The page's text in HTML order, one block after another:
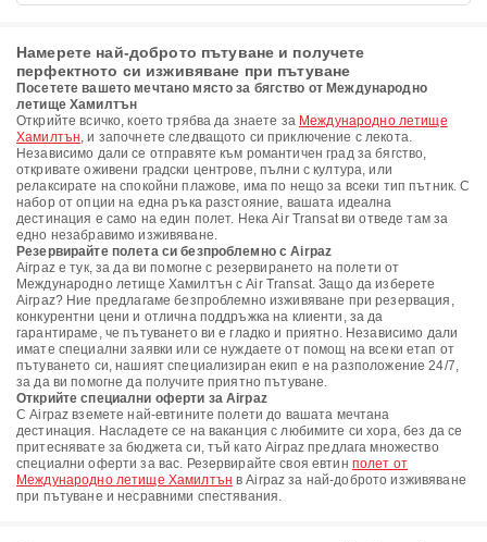
Намерете най-доброто пътуване и получете
перфектното си изживяване при пътуване
Посетете вашето мечтано място за бягство от Международно
летище Хамилтън
Открийте всичко, което трябва да знаете за Международно летище
Хамилтън, и започнете следващото си приключение с лекота.
Независимо дали се отправяте към романтичен град за бягство,
откривате оживени градски центрове, пълни с култура, или
релаксирате на спокойни плажове, има по нещо за всеки тип пътник. С
набор от опции на една ръка разстояние, вашата идеална
дестинация е само на един полет. Нека Air Transat ви отведе там за
едно незабравимо изживяване.
Резервирайте полета си безпроблемно с Airpaz
Airpaz е тук, за да ви помогне с резервирането на полети от
Международно летище Хамилтън с Air Transat. Защо да изберете
Airpaz? Ние предлагаме безпроблемно изживяване при резервация,
конкурентни цени и отлична поддръжка на клиенти, за да
гарантираме, че пътуването ви е гладко и приятно. Независимо дали
имате специални заявки или се нуждаете от помощ на всеки етап от
пътуването си, нашият специализиран екип е на разположение 24/7,
за да ви помогне да получите приятно пътуване.
Открийте специални оферти за Airpaz
С Airpaz вземете най-евтините полети до вашата мечтана
дестинация. Насладете се на ваканция с любимите си хора, без да се
притеснявате за бюджета си, тъй като Airpaz предлага множество
специални оферти за вас. Резервирайте своя евтин полет от
Международно летище Хамилтън в Airpaz за най-доброто изживяване
при пътуване и несравними спестявания.